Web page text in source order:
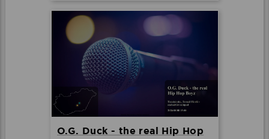
O.G. Duck - the real Hip Hop